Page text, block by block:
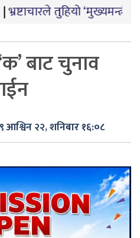
‘मुख्यमन्त्री बेटी पढाऊँ,
बाट चुनाव
आश्विन २२, शनिबार १६:०८